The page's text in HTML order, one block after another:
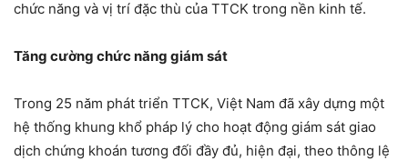
chức năng và vị trí đặc thù của TTCK trong nền kinh tế.
Tăng cường chức năng giám sát
Trong 25 năm phát triển TTCK, Việt Nam đã xây dựng một
hệ thống khung khổ pháp lý cho hoạt động giám sát giao
dịch chứng khoán tương đối đầy đủ, hiện đại, theo thông lệ